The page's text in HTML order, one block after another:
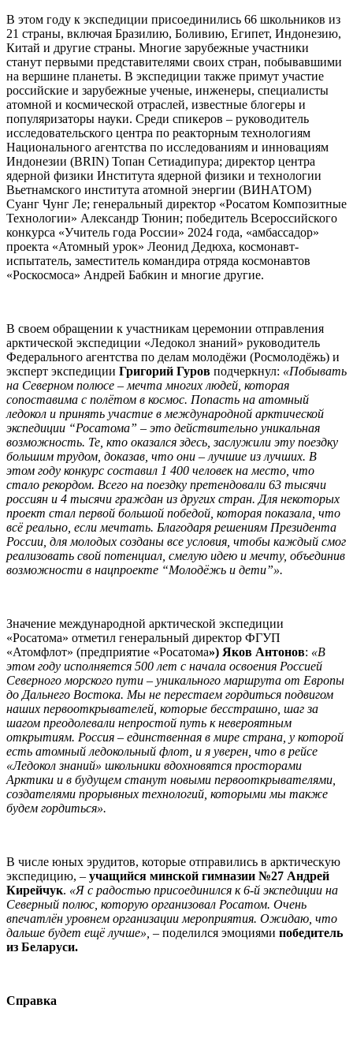
В этом году к экспедиции присоединились 66 школьников из
21 страны, включая Бразилию, Боливию, Египет, Индонезию,
Китай и другие страны. Многие зарубежные участники
станут первыми представителями своих стран, побывавшими
на вершине планеты. В экспедиции также примут участие
российские и зарубежные ученые, инженеры, специалисты
атомной и космической отраслей, известные блогеры и
популяризаторы науки. Среди спикеров – руководитель
исследовательского центра по реакторным технологиям
Национального агентства по исследованиям и инновациям
Индонезии (BRIN) Топан Сетиадипура; директор центра
ядерной физики Института ядерной физики и технологии
Вьетнамского института атомной энергии (ВИНАТОМ)
Суанг Чунг Ле; генеральный директор «Росатом Композитные
Технологии» Александр Тюнин; победитель Всероссийского
конкурса «Учитель года России» 2024 года, «амбассадор»
проекта «Атомный урок» Леонид Дедюха, космонавт-
испытатель, заместитель командира отряда космонавтов
«Роскосмоса» Андрей Бабкин и многие другие.
В своем обращении к участникам церемонии отправления
арктической экспедиции «Ледокол знаний» руководитель
Федерального агентства по делам молодёжи (Росмолодёжь) и
эксперт экспедиции Григорий Гуров подчеркнул: «Побывать
на Северном полюсе – мечта многих людей, которая
сопоставима с полётом в космос. Попасть на атомный
ледокол и принять участие в международной арктической
экспедиции “Росатома” – это действительно уникальная
возможность. Те, кто оказался здесь, заслужили эту поездку
большим трудом, доказав, что они – лучшие из лучших. В
этом году конкурс составил 1 400 человек на место, что
стало рекордом. Всего на поездку претендовали 63 тысячи
россиян и 4 тысячи граждан из других стран. Для некоторых
проект стал первой большой победой, которая показала, что
всё реально, если мечтать. Благодаря решениям Президента
России, для молодых созданы все условия, чтобы каждый смог
реализовать свой потенциал, смелую идею и мечту, объединив
возможности в нацпроекте “Молодёжь и дети”».
Значение международной арктической экспедиции
«Росатома» отметил генеральный директор ФГУП
«Атомфлот» (предприятие «Росатома») Яков Антонов: «В
этом году исполняется 500 лет с начала освоения Россией
Северного морского пути – уникального маршрута от Европы
до Дальнего Востока. Мы не перестаем гордиться подвигом
наших первооткрывателей, которые бесстрашно, шаг за
шагом преодолевали непростой путь к невероятным
открытиям. Россия – единственная в мире страна, у которой
есть атомный ледокольный флот, и я уверен, что в рейсе
«Ледокол знаний» школьники вдохновятся просторами
Арктики и в будущем станут новыми первооткрывателями,
создателями прорывных технологий, которыми мы также
будем гордиться».
В числе юных эрудитов, которые отправились в арктическую
экспедицию, – учащийся минской гимназии №27 Андрей
Кирейчук. «Я с радостью присоединился к 6-й экспедиции на
Северный полюс, которую организовал Росатом. Очень
впечатлён уровнем организации мероприятия. Ожидаю, что
дальше будет ещё лучше», – поделился эмоциями победитель
из Беларуси.
Справка